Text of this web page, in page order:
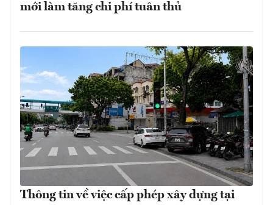
mới làm tăng chi phí tuân thủ
Thông tin về việc cấp phép xây dựng tại